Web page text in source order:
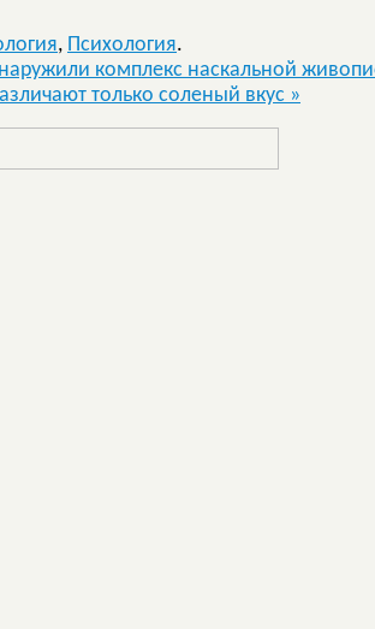
, Психология.
комплекс наскальной
только соленый вкус »